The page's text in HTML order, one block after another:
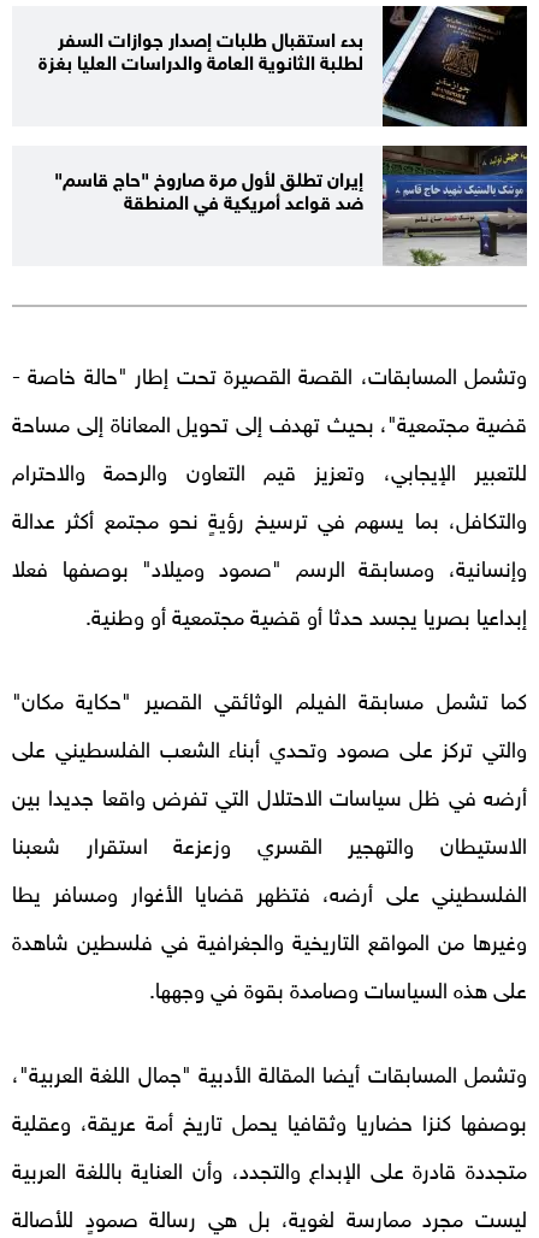
بدء استقبال طلبات إصدار جوازات السفر
لطلبة الثانوية العامة والدراسات العليا بغزة
إيران تطلق لأول مرة صاروخ "حاج قاسم"
ضد قواعد أمريكية في المنطقة
وتشمل المسابقات، القصة القصيرة تحت إطار "حالة خاصة -
قضية مجتمعية"، بحيث تهدف إلى تحويل المعاناة إلى مساحة
للتعبير الإيجابي، وتعزيز قيم التعاون والرحمة والاحترام
والتكافل، بما يسهم في ترسيخ رؤيةٍ نحو مجتمع أكثر عدالة
وإنسانية، ومسابقة الرسم "صمود وميلاد" بوصفها فعلا
إبداعيا بصريا يجسد حدثا أو قضية مجتمعية أو وطنية.
كما تشمل مسابقة الفيلم الوثائقي القصير "حكاية مكان"
والتي تركز على صمود وتحدي أبناء الشعب الفلسطيني على
أرضه في ظل سياسات الاحتلال التي تفرض واقعا جديدا بين
الاستيطان والتهجير القسري وزعزعة استقرار شعبنا
الفلسطيني على أرضه، فتظهر قضايا الأغوار ومسافر يطا
وغيرها من المواقع التاريخية والجغرافية في فلسطين شاهدة
على هذه السياسات وصامدة بقوة في وجهها.
وتشمل المسابقات أيضا المقالة الأدبية "جمال اللغة العربية"،
بوصفها كنزا حضاريا وثقافيا يحمل تاريخ أمة عريقة، وعقلية
متجددة قادرة على الإبداع والتجدد، وأن العناية باللغة العربية
ليست مجرد ممارسة لغوية، بل هي رسالة صمودٍ للأصالة